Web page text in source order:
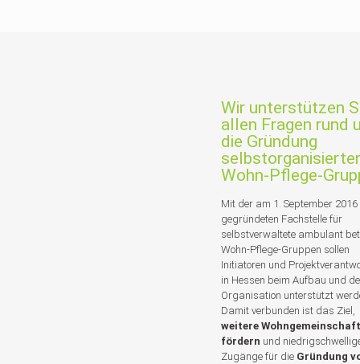
Wir unterstützen
allen Fragen rund
die Gründung
selbstorganisierter
Wohn-Pflege-
Mit der am 1. September 2016
gegründeten Fachstelle für
selbstverwaltete ambulant
Wohn-Pflege-Gruppen sollen
Initiatoren und
in Hessen beim Aufbau und
Organisation unterstützt
Damit verbunden ist das Ziel,
weitere
fördern und
Zugänge für die Gründung